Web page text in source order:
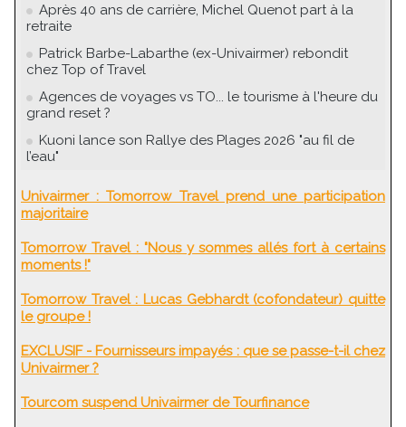
Après 40 ans de carrière, Michel Quenot part à la
retraite
Patrick Barbe-Labarthe (ex-Univairmer) rebondit
chez Top of Travel
Agences de voyages vs TO... le tourisme à l'heure du
grand reset ?
Kuoni lance son Rallye des Plages 2026 "au fil de
l’eau"
Univairmer : Tomorrow Travel prend une participation
majoritaire
Tomorrow Travel : "Nous y sommes allés fort à certains
moments !"
Tomorrow Travel : Lucas Gebhardt (cofondateur) quitte
le groupe !
EXCLUSIF - Fournisseurs impayés : que se passe-t-il chez
Univairmer ?
Tourcom suspend Univairmer de Tourfinance